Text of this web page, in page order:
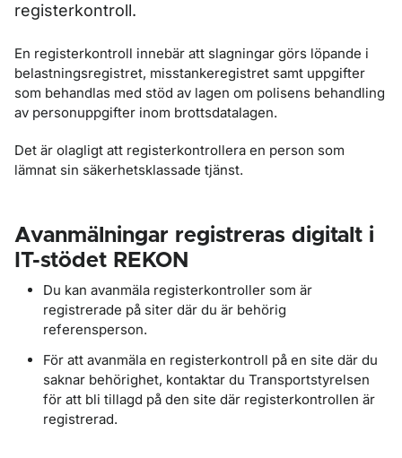
registerkontroll.
En registerkontroll innebär att slagningar görs löpande i
belastningsregistret, misstankeregistret samt uppgifter
som behandlas med stöd av lagen om polisens behandling
av personuppgifter inom brottsdatalagen.
Det är olagligt att registerkontrollera en person som
lämnat sin säkerhetsklassade tjänst.
Avanmälningar registreras digitalt i
IT-stödet REKON
Du kan avanmäla registerkontroller som är
registrerade på siter där du är behörig
referensperson.
För att avanmäla en registerkontroll på en site där du
saknar behörighet, kontaktar du Transportstyrelsen
för att bli tillagd på den site där registerkontrollen är
registrerad.